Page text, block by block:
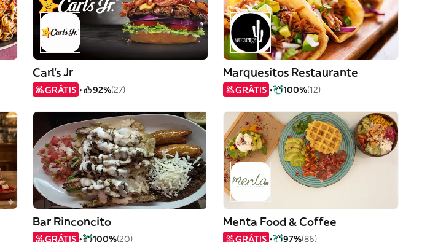
Carl's Jr
GRÁTIS 92%(27)
Marquesitos Restaurante
GRÁTIS 100%(12)
Bar Rinconcito
GRÁTIS 100%(20)
Menta Food & Coffee
GRÁTIS 97%(86)